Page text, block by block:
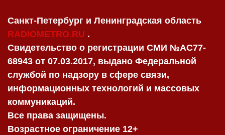
Санкт-Петербург и Ленинградская область
RADIOMETRO.RU .
Свидетельство о регистрации СМИ №AC77-
68943 от 07.03.2017, выдано Федеральной
службой по надзору в сфере связи,
информационных технологий и массовых
коммуникаций.
Все права защищены.
Возрастное ограничение 12+